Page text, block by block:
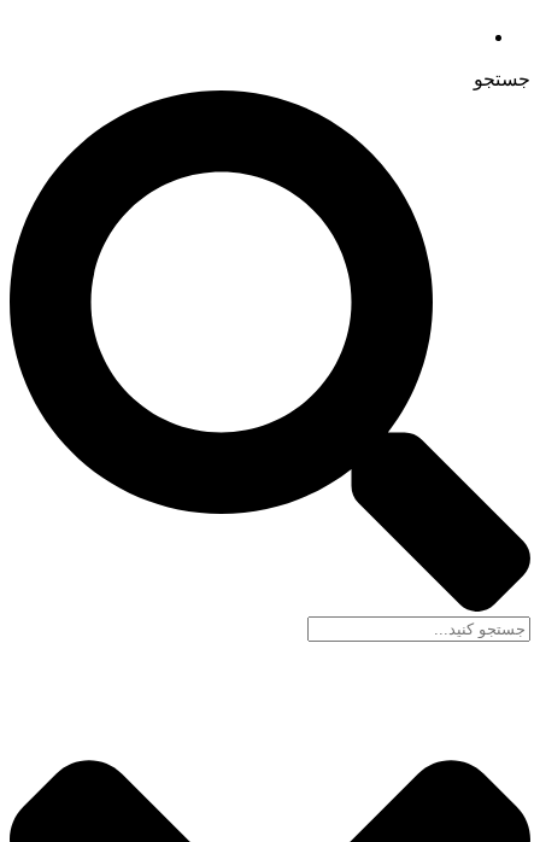
جستجو